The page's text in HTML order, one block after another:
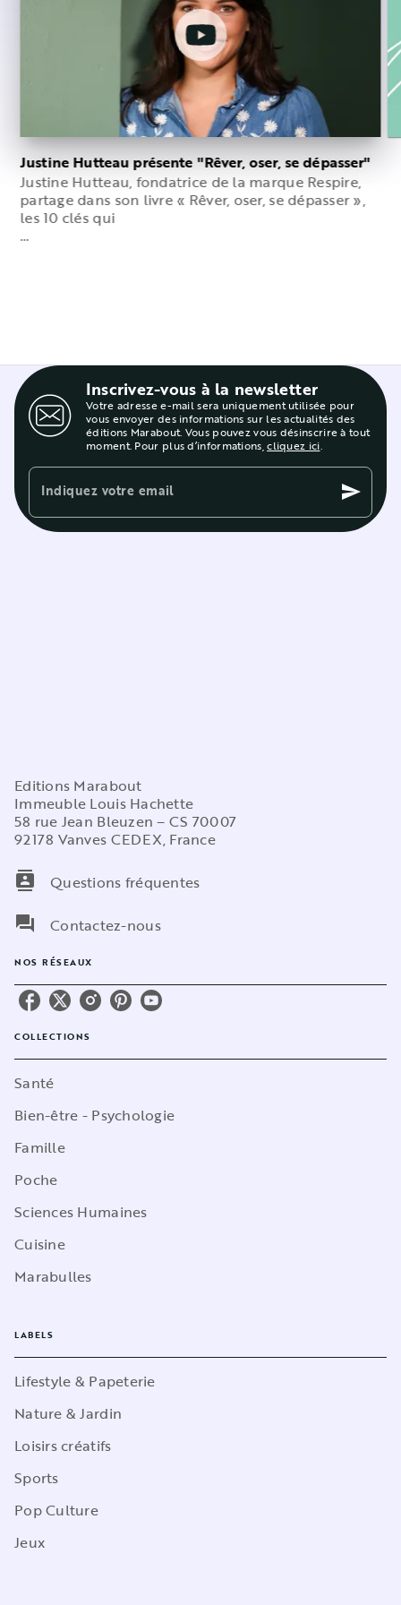
Justine Hutteau présente "Rêver, oser, se dépasser"
Justine Hutteau, fondatrice de la marque Respire,
partage dans son livre « Rêver, oser, se dépasser »,
les 10 clés qui
…
Inscrivez-vous à la newsletter
Votre adresse e-mail sera uniquement utilisée pour
vous envoyer des informations sur les actualités des
éditions Marabout. Vous pouvez vous désinscrire à tout
moment. Pour plus d’informations,cliquez ici.
Indiquez votre email send
Editions Marabout
Immeuble Louis Hachette
58 rue Jean Bleuzen – CS 70007
92178 Vanves CEDEX, France
contacts
Questions fréquentes
question_answer
Contactez-nous
NOS RÉSEAUX
COLLECTIONS
Santé
Bien-être - Psychologie
Famille
Poche
Sciences Humaines
Cuisine
Marabulles
LABELS
Lifestyle & Papeterie
Nature & Jardin
Loisirs créatifs
Sports
Pop Culture
Jeux